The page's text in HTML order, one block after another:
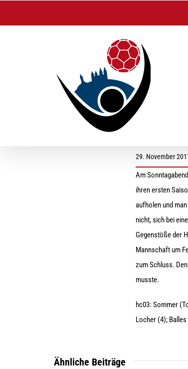
29. November
Am
ihren ersten
aufholen und
nicht, sich bei
Gegenstöße der
Mannschaft um
zum Schluss.
musste.
hc03: Sommer
Locher (4); Balles
Ähnliche Beiträge